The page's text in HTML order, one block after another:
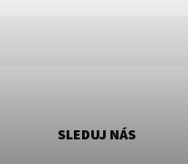
SLEDUJ NÁS